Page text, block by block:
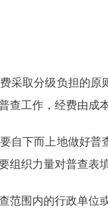
采取分级负担的原
查工作，经费由成
自下而上地做好普
组织力量对普查表
范围内的行政单位